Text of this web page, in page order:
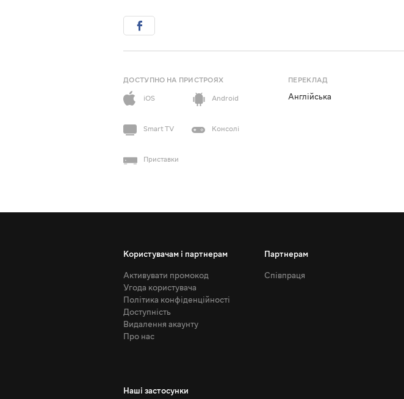
ДОСТУПНО НА ПРИСТРОЯХ
iOS
Android
Smart TV Консолі
Приставки
ПЕРЕКЛАД
Англійська
Користувачам і партнерам
Активувати промокод
Угода користувача
Політика конфіденційності
Доступність
Видалення акаунту
Про нас
Партнерам
Співпраця
Наші застосунки